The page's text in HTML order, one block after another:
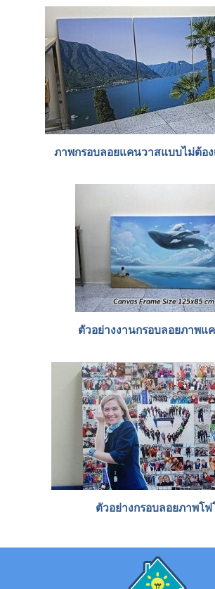
ภาพกรอบลอยแคนวาสแบบไม่ต้อง
ตัวอย่างงานกรอบลอยภาพแ
ตัวอย่างกรอบลอยภาพโฟ